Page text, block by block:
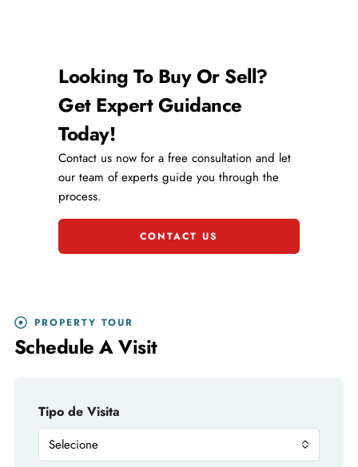
Looking To Buy Or Sell?
Get Expert Guidance
Today!
Contact us now for a free consultation and let
our team of experts guide you through the
process.
CONTACT US
PROPERTY TOUR
Schedule A Visit
Tipo de Visita
Selecione